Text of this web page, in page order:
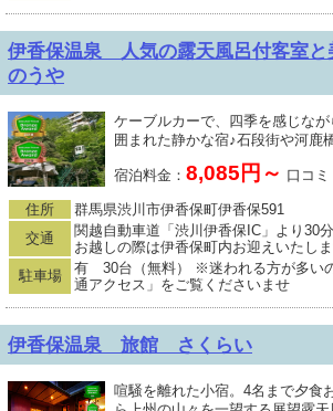
伊香保温泉 人気の露天風呂付客室
のうや
ケーブルカーで、四季を感じな
囲まれた静かな宿♪石段街や河鹿
宿泊料金： 8,085円～ 口コミ
住所
群馬県渋川市伊香保町伊香保591
交通
関越自動車道「渋川伊香保IC」より
お越しの際は伊香保町内お迎えいたしま
駐車場
有 30台（無料） ※迷われる方が多い
通アクセス」をご覧くださいませ
伊香保温泉 旅館 さくらい
喧騒を離れた小宿。4名まで夕食